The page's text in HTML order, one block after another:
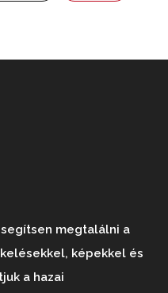
megtalálni a
képekkel és
a hazai